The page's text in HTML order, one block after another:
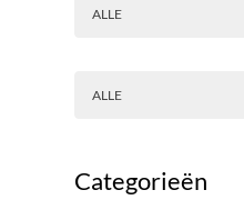
ALLE
ALLE
Categorieën